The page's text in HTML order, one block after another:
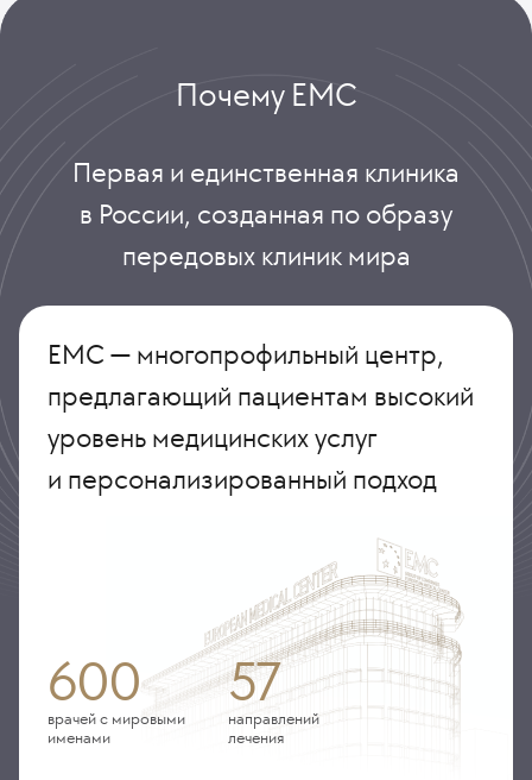
Почему ЕМС
Первая и единственная клиника
в России, созданная по образу
передовых клиник мира
ЕМС — многопрофильный центр,
предлагающий пациентам высокий
уровень медицинских услуг
и персонализированный подход
600
врачей с мировыми
именами
57
направлений
лечения